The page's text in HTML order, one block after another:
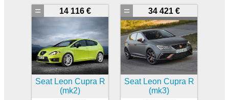
14 116 €
=
Seat Leon Cupra R
(mk2)
34 421 €
=
Seat Leon Cupra R
(mk3)